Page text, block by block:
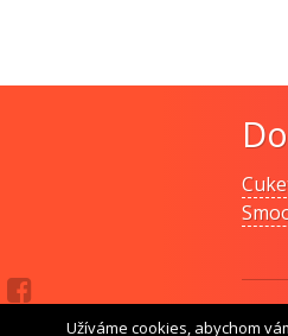
©
Užíváme cookies, abychom